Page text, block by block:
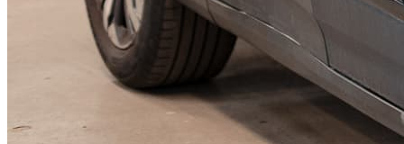
Visa alla fordon